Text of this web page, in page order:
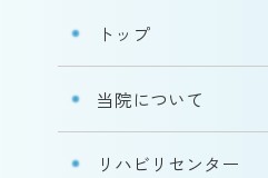
トップ
当院について
リハビリセンター